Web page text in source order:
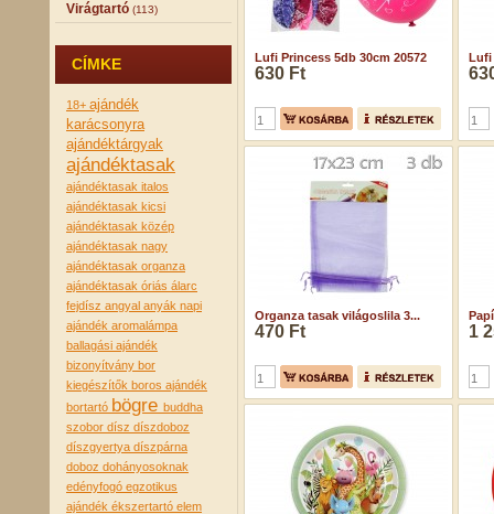
Virágtartó (113)
CÍMKE
18+ ajándék
karácsonyra
ajándéktárgyak
ajándéktasak
ajándéktasak italos
ajándéktasak kicsi
ajándéktasak közép
ajándéktasak nagy
ajándéktasak organza
ajándéktasak óriás álarc
fejdísz angyal anyák napi
ajándék aromalámpa
ballagási ajándék
bizonyítvány bor
kiegészítők boros ajándék
bortartó bögre buddha
szobor dísz díszdoboz
díszgyertya díszpárna
doboz dohányosoknak
edényfogó egzotikus
ajándék ékszertartó elem
Lufi Princess 5db 30cm 20572
630 Ft
Lufi
Organza tasak világoslila 3...
470 Ft 1